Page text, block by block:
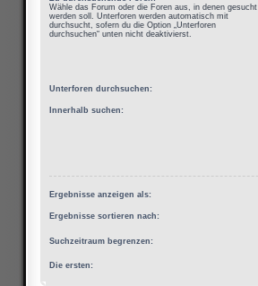
Wähle das Forum oder die Foren aus, in denen gesucht
werden soll. Unterforen werden automatisch mit
durchsucht, sofern du die Option „Unterforen
durchsuchen“ unten nicht deaktivierst.
Unterforen durchsuchen:
Innerhalb suchen:
Ergebnisse anzeigen als:
Ergebnisse sortieren nach:
Suchzeitraum begrenzen:
Die ersten: